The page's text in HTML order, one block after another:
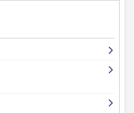
テル ファルネーゼのベッド
おり、硬さについての賛否両
んどの宿泊客にとって安らか
タン プラス ホテル ファルネ
、優れた朝食と食事のオプシ
フェッショナルなスタッフ、
れています。これらの要素の
とって実用的で楽しい選択肢
るゲストもいるなど、ややば
は許容範囲内です。駐車場は
便利な場所にあります。
室への容易なアクセス、障害の
ビリティのニーズにも対応し
選択肢となっています。